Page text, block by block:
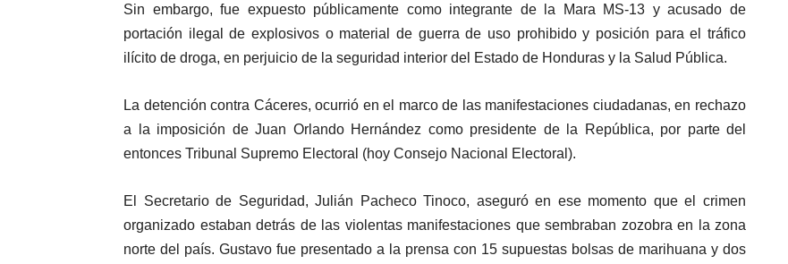
Sin embargo, fue expuesto públicamente como integrante de la Mara MS-13 y acusado de
portación ilegal de explosivos o material de guerra de uso prohibido y posición para el tráfico
ilícito de droga, en perjuicio de la seguridad interior del Estado de Honduras y la Salud Pública.
La detención contra Cáceres, ocurrió en el marco de las manifestaciones ciudadanas, en rechazo
a la imposición de Juan Orlando Hernández como presidente de la República, por parte del
entonces Tribunal Supremo Electoral (hoy Consejo Nacional Electoral).
El Secretario de Seguridad, Julián Pacheco Tinoco, aseguró en ese momento que el crimen
organizado estaban detrás de las violentas manifestaciones que sembraban zozobra en la zona
norte del país. Gustavo fue presentado a la prensa con 15 supuestas bolsas de marihuana y dos